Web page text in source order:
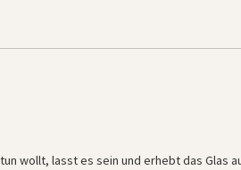
wollt, lasst es sein und erhebt das Glas